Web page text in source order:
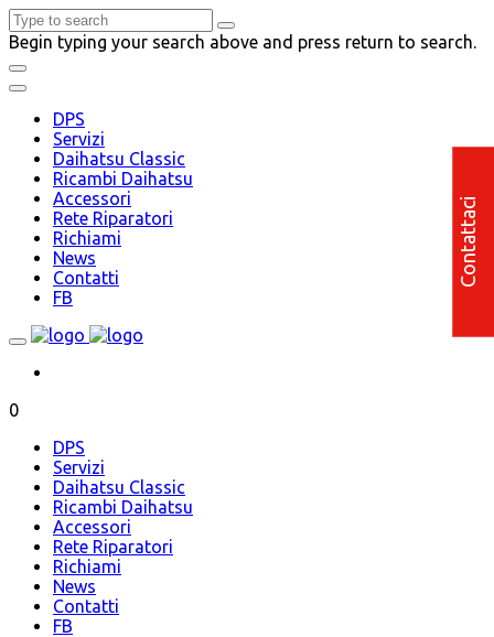
Begin typing your search above and press return to search.
DPS
Servizi
Daihatsu Classic
Ricambi Daihatsu
Accessori
Rete Riparatori
Richiami
News
Contatti
FB
0
DPS
Servizi
Daihatsu Classic
Ricambi Daihatsu
Accessori
Rete Riparatori
Richiami
News
Contatti
FB
Contattaci